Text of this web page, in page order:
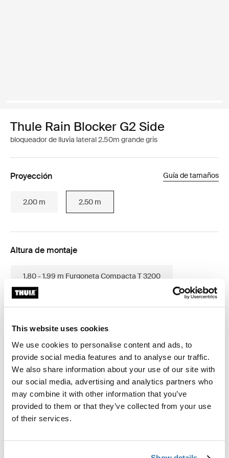
This website uses cookies
We use cookies to personalise content and ads, to
provide social media features and to analyse our traffic.
We also share information about your use of our site with
our social media, advertising and analytics partners who
may combine it with other information that you’ve
provided to them or that they’ve collected from your use
of their services.
Thule Rain Blocker G2 Side
bloqueador de lluvia lateral 2.50m grande gris
Proyección Guía de tamaños
2.00 m 2.50 m
Altura de montaje
1.80 - 1.99 m Furgoneta Compacta T 3200
2.65 - 2.84 m X-Large
Garantía Thule
Panel lateral de privacidad para toldos Thule para